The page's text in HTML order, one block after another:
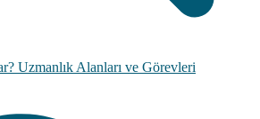
Uzmanlık Alanları ve Görevleri